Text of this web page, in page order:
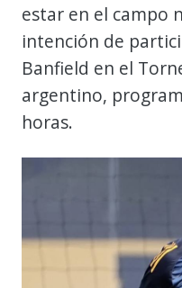
estar en el campo
intención de
Banfield en el
argentino,
horas.